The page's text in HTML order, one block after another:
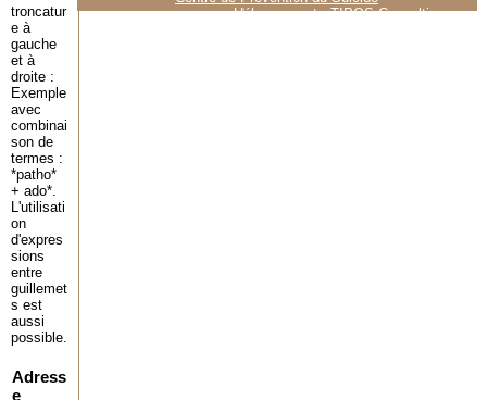
Hébergement :TIPOS Consulting
troncatur
e à
gauche
et à
droite :
Exemple
avec
combinai
son de
termes :
*patho*
+ ado*.
L'utilisati
on
d'expres
sions
entre
guillemet
s est
aussi
possible.
Adress
e